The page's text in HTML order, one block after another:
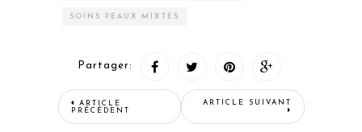
SOINS PEAUX MIXTES
Partager:
ARTICLE
PRÉCÉDENT
ARTICLE SUIVANT